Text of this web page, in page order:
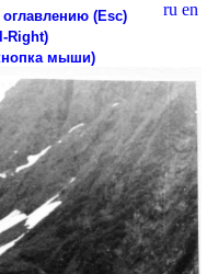
ru en
оглавлению (Esc)
Right)
мыши)